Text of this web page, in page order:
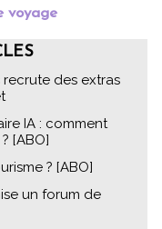
voyage
recrute des extras
IA : comment
[ABO]
? [ABO]
un forum de